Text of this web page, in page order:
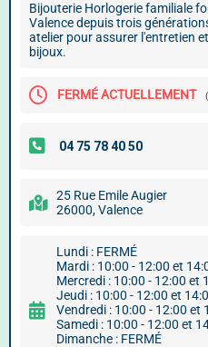
Bijouterie Horlogerie familiale
Valence depuis trois
atelier pour assurer l'entretien
bijoux.
FERMÉ ACTUELLEMENT
25 Rue Emile Augier
26000, Valence
Lundi : FERMÉ
Mardi : 10:00 - 12:00 et
Mercredi : 10:00 - 12:00 et
Jeudi : 10:00 - 12:00 et
Vendredi : 10:00 - 12:00 et
Samedi : 10:00 - 12:00 et
Dimanche : FERMÉ